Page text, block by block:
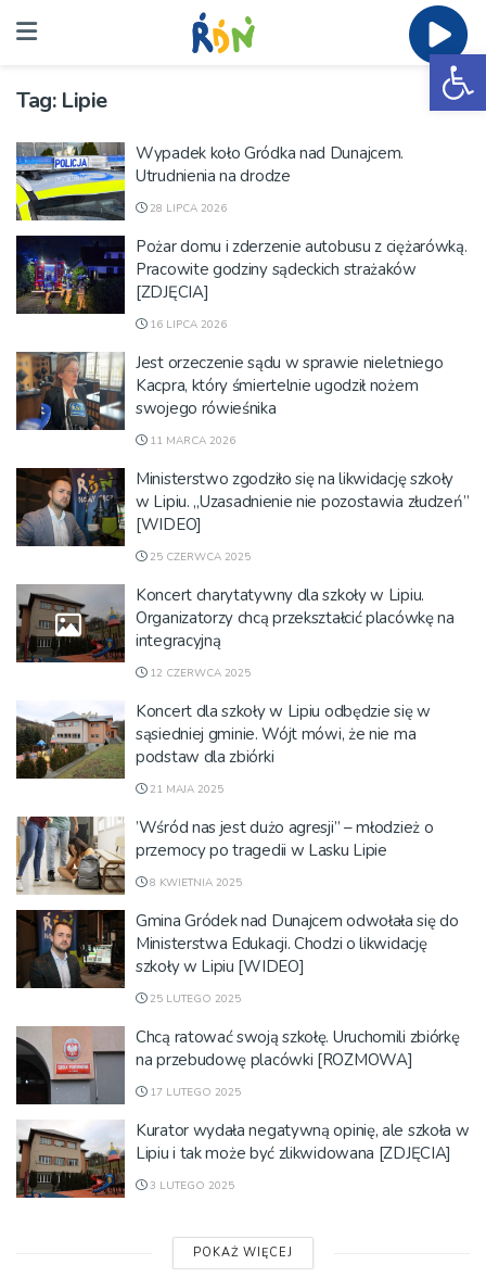
Tag: Lipie
Wypadek koło Gródka nad Dunajcem.
Utrudnienia na drodze
28 LIPCA 2026
Pożar domu i zderzenie autobusu z ciężarówką.
Pracowite godziny sądeckich strażaków
[ZDJĘCIA]
16 LIPCA 2026
Jest orzeczenie sądu w sprawie nieletniego
Kacpra, który śmiertelnie ugodził nożem
swojego rówieśnika
11 MARCA 2026
Ministerstwo zgodziło się na likwidację szkoły
w Lipiu. „Uzasadnienie nie pozostawia złudzeń”
[WIDEO]
25 CZERWCA 2025
Koncert charytatywny dla szkoły w Lipiu.
Organizatorzy chcą przekształcić placówkę na
integracyjną
12 CZERWCA 2025
Koncert dla szkoły w Lipiu odbędzie się w
sąsiedniej gminie. Wójt mówi, że nie ma
podstaw dla zbiórki
21 MAJA 2025
’Wśród nas jest dużo agresji” – młodzież o
przemocy po tragedii w Lasku Lipie
8 KWIETNIA 2025
Gmina Gródek nad Dunajcem odwołała się do
Ministerstwa Edukacji. Chodzi o likwidację
szkoły w Lipiu [WIDEO]
25 LUTEGO 2025
Chcą ratować swoją szkołę. Uruchomili zbiórkę
na przebudowę placówki [ROZMOWA]
17 LUTEGO 2025
Kurator wydała negatywną opinię, ale szkoła w
Lipiu i tak może być zlikwidowana [ZDJĘCIA]
3 LUTEGO 2025
POKAŻ WIĘCEJ